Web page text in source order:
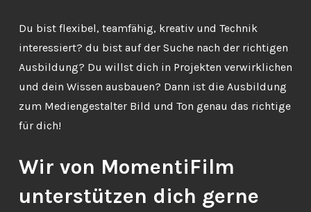
Du bist flexibel, teamfähig, kreativ und Technik
interessiert? du bist auf der Suche nach der richtigen
Ausbildung? Du willst dich in Projekten verwirklichen
und dein Wissen ausbauen? Dann ist die Ausbildung
zum Mediengestalter Bild und Ton genau das richtige
für dich!
Wir von MomentiFilm
unterstützen dich gerne